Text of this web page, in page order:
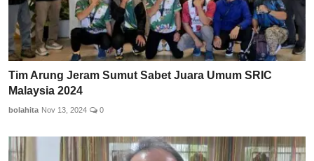
Tim Arung Jeram Sumut Sabet Juara Umum SRIC
Malaysia 2024
bolahita Nov 13, 2024 0